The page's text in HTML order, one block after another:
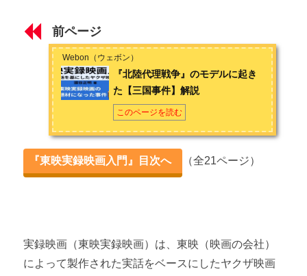
第1章 東映実録映画の基礎知識
ヤクザ映画の歴史① 【東映実録映画の誕生】
ヤクザ映画の歴史② 【東映実録映画の終焉】
東映実録映画をより楽しむための予備知識
第2章 東映実録映画の題材になった事件
『沖縄やくざ戦争』のモデルになった【沖縄抗争】解説
す。
「ノワール文学」
などのコンテンツ作成も手掛ける。お問い合わせはこちらから
facebook（國谷）
前ページ
Webon（ウェボン）
『北陸代理戦争』のモデルに起き
た【三国事件】解説
このページを読む
『東映実録映画入門』目次へ （全21ページ）
実録映画（東映実録映画）は、東映（映画の会社）
によって製作された実話をベースにしたヤクザ映画